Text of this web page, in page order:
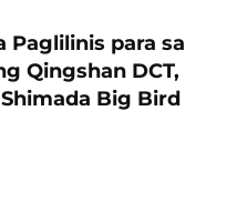
Paglilinis para sa
Qingshan DCT,
Big Bird